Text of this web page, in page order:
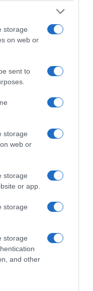
storage
on web or
sent to
storage
web or
storage
or app.
storage
storage
and other
στην Τουρκία
τη μαθητική